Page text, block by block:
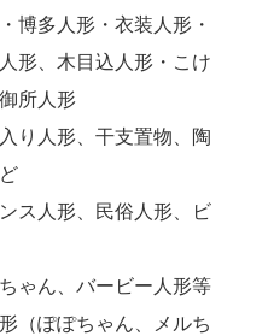
博多人形・衣装人形・
形、木目込人形・こけ
所人形
り人形、干支置物、陶
ス人形、民俗人形、ビ
ゃん、バービー人形等
（ぽぽちゃん、メルち